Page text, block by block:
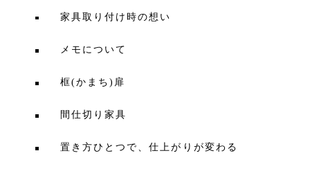
家具取り付け時の想い
メモについて
框(かまち)扉
間仕切り家具
置き方ひとつで、仕上がりが変わる